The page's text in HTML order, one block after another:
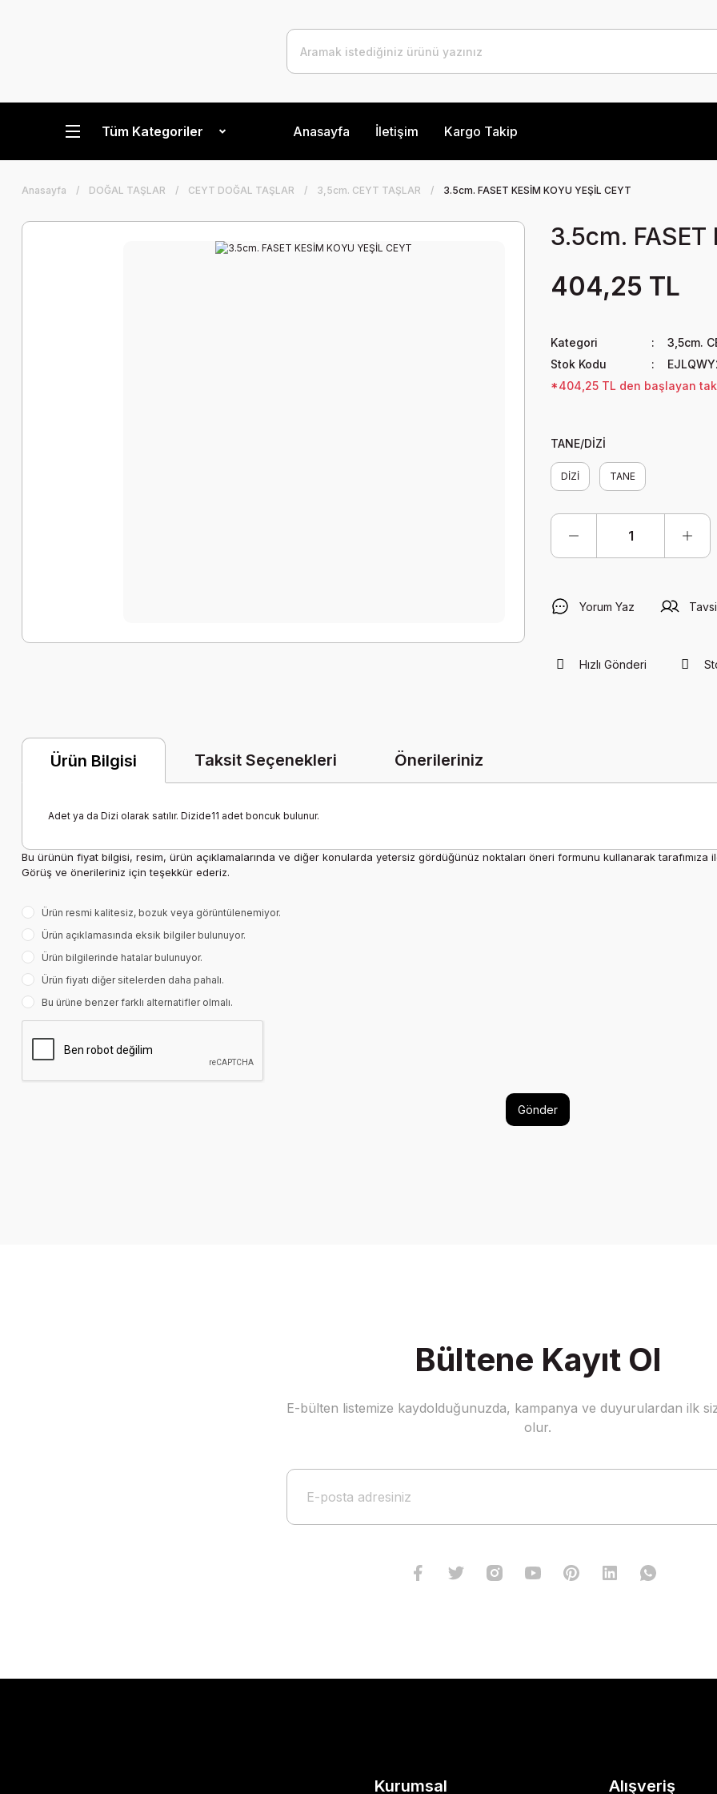
Tüm Kategoriler Anasayfa İletişim Kargo Takip
Anasayfa DOĞAL TAŞLAR CEYT DOĞAL TAŞLAR 3,5cm. CEYT TAŞLAR 3.5cm. FASET KESİM KOYU YEŞİL CEYT
3.5cm. FASET
404,25 TL
Kategori
3,5cm.
Stok Kodu
*404,25 TL den başlayan
TANE/DİZİ
DİZİ TANE
Yorum Yaz
Hızlı Gönderi
Ürün Bilgisi Taksit Seçenekleri Önerileriniz
Adet ya da Dizi olarak satılır. Dizide11 adet boncuk bulunur.
Bu ürünün fiyat bilgisi, resim, ürün açıklamalarında ve diğer konularda yetersiz gördüğünüz noktaları öneri formunu kullanarak tarafımıza
Görüş ve önerileriniz için teşekkür ederiz.
Ürün resmi kalitesiz, bozuk veya görüntülenemiyor.
Ürün açıklamasında eksik bilgiler bulunuyor.
Ürün bilgilerinde hatalar bulunuyor.
Ürün fiyatı diğer sitelerden daha pahalı.
Bu ürüne benzer farklı alternatifler olmalı.
Gönder
Bültene Kayıt Ol
E-bülten listemize kaydolduğunuzda, kampanya ve duyurulardan ilk
olur.
Kurumsal Alışveriş